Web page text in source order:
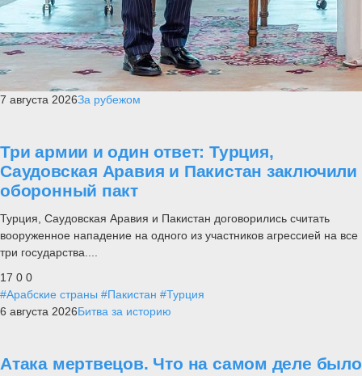
7 августа 2026За рубежом
Три армии и один ответ: Турция,
Саудовская Аравия и Пакистан заключили
оборонный пакт
Турция, Саудовская Аравия и Пакистан договорились считать
вооруженное нападение на одного из участников агрессией на все
три государства....
17 0 0
#Арабские страны #Пакистан #Турция
6 августа 2026Битва за историю
Атака мертвецов. Что на самом деле было